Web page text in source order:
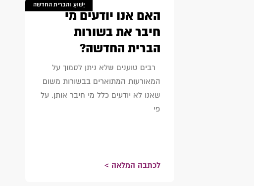
יֵשׁוּעַ והברית החדשה
האם אנו יודעים מי
חיבר את בשורות
הברית החדשה?
רבים טוענים שלא ניתן לסמוך על
המאורעות המתוארים בבשורות משום
שאנו לא יודעים כלל מי חיבר אותן. על
פי
לכתבה המלאה >